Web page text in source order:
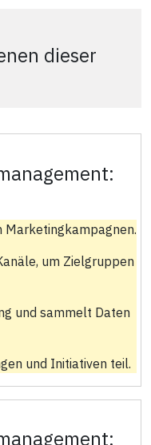
dieser
um Zielgruppen
und sammelt Daten
und Initiativen teil.